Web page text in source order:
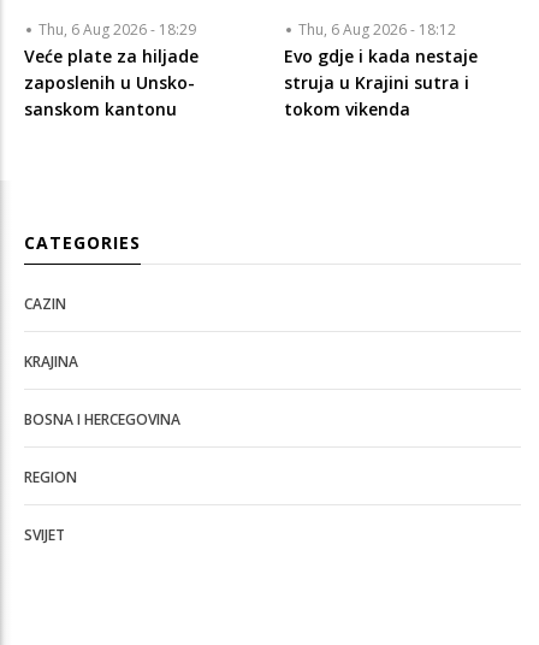
Thu, 6 Aug 2026 - 18:29
Veće plate za hiljade
zaposlenih u Unsko-
sanskom kantonu
Thu, 6 Aug 2026 - 18:12
Evo gdje i kada nestaje
struja u Krajini sutra i
tokom vikenda
CATEGORIES
CAZIN
KRAJINA
BOSNA I HERCEGOVINA
REGION
SVIJET